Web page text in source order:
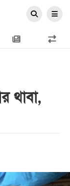
থাবা,